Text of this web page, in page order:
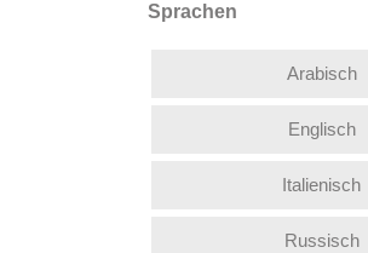
Sprachen
Arabisch
Englisch
Italienisch
Russisch